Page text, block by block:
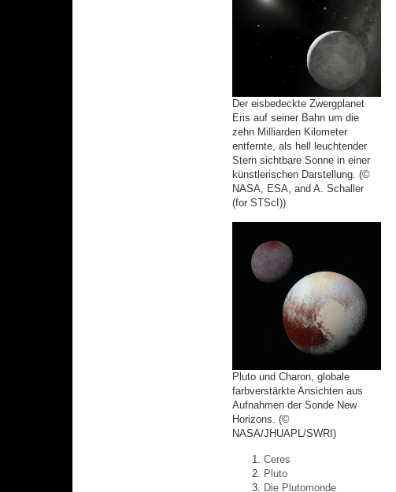
Der eisbedeckte Zwergplanet
Eris auf seiner Bahn um die
zehn Milliarden Kilometer
entfernte, als hell leuchtender
Stern sichtbare Sonne in einer
künstlerischen Darstellung. (©
NASA, ESA, and A. Schaller
(for STScI))
Pluto und Charon, globale
farbverstärkte Ansichten aus
Aufnahmen der Sonde New
Horizons. (©
NASA/JHUAPL/SWRI)
Ceres
Pluto
Die Plutomonde